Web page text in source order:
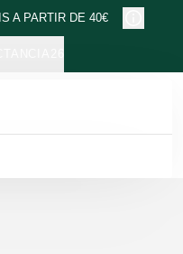
A PARTIR DE 40€
valoraciones de usuarios